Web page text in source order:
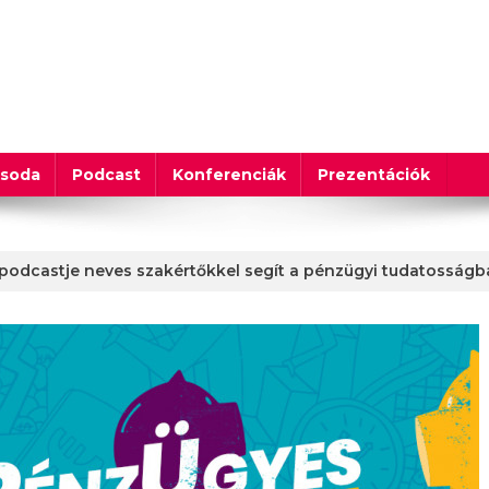
Podcast Konferenciák Prezentációk
neves szakértőkkel segít a pénzügyi